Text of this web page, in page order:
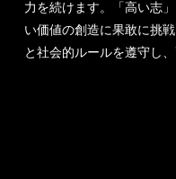
力を続けます。「高い志
い価値の創造に果敢に挑
と社会的ルールを遵守し